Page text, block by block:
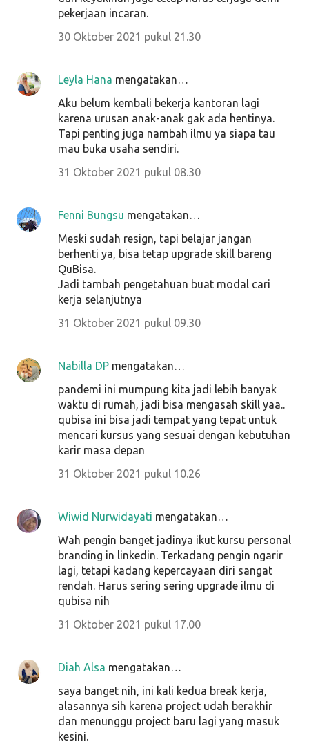
pekerjaan incaran.
30 Oktober 2021 pukul 21.30
Leyla Hana mengatakan…
Aku belum kembali bekerja kantoran lagi
karena urusan anak-anak gak ada hentinya.
Tapi penting juga nambah ilmu ya siapa tau
mau buka usaha sendiri.
31 Oktober 2021 pukul 08.30
Fenni Bungsu mengatakan…
Meski sudah resign, tapi belajar jangan
berhenti ya, bisa tetap upgrade skill bareng
QuBisa.
Jadi tambah pengetahuan buat modal cari
kerja selanjutnya
31 Oktober 2021 pukul 09.30
Nabilla DP mengatakan…
pandemi ini mumpung kita jadi lebih banyak
waktu di rumah, jadi bisa mengasah skill yaa..
qubisa ini bisa jadi tempat yang tepat untuk
mencari kursus yang sesuai dengan kebutuhan
karir masa depan
31 Oktober 2021 pukul 10.26
Wiwid Nurwidayati mengatakan…
Wah pengin banget jadinya ikut kursu personal
branding in linkedin. Terkadang pengin ngarir
lagi, tetapi kadang kepercayaan diri sangat
rendah. Harus sering sering upgrade ilmu di
qubisa nih
31 Oktober 2021 pukul 17.00
Diah Alsa mengatakan…
saya banget nih, ini kali kedua break kerja,
alasannya sih karena project udah berakhir
dan menunggu project baru lagi yang masuk
kesini.